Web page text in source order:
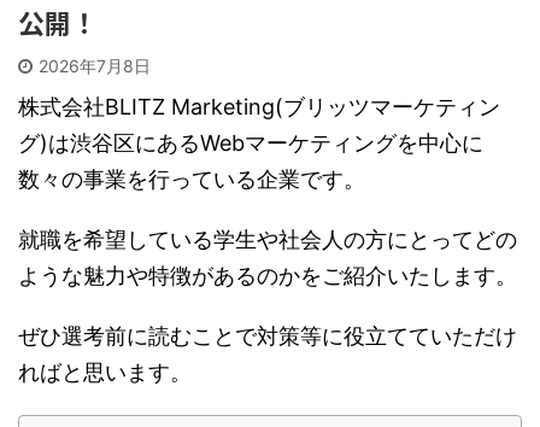
公開！
2026年7月8日
株式会社BLITZ Marketing(ブリッツマーケティン
グ)は渋谷区にあるWebマーケティングを中心に
数々の事業を行っている企業です。
就職を希望している学生や社会人の方にとってどの
ような魅力や特徴があるのかをご紹介いたします。
ぜひ選考前に読むことで対策等に役立てていただけ
ればと思います。